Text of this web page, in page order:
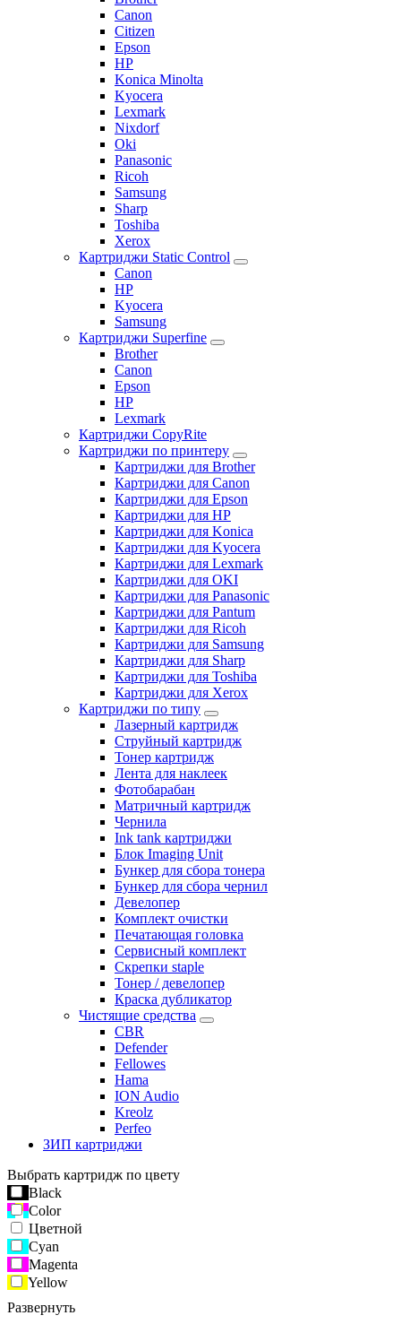
Canon
Citizen
Epson
HP
Konica Minolta
Kyocera
Lexmark
Nixdorf
Oki
Panasonic
Ricoh
Samsung
Sharp
Toshiba
Xerox
Картриджи Static Control
Canon
HP
Kyocera
Samsung
Картриджи Superfine
Brother
Canon
Epson
HP
Lexmark
Картриджи CopyRite
Картриджи по принтеру
Картриджи для Brother
Картриджи для Canon
Картриджи для Epson
Картриджи для HP
Картриджи для Konica
Картриджи для Kyocera
Картриджи для Lexmark
Картриджи для OKI
Картриджи для Panasonic
Картриджи для Pantum
Картриджи для Ricoh
Картриджи для Samsung
Картриджи для Sharp
Картриджи для Toshiba
Картриджи для Xerox
Картриджи по типу
Лазерный картридж
Струйный картридж
Тонер картридж
Лента для наклеек
Фотобарабан
Матричный картридж
Чернила
Ink tank картриджи
Блок Imaging Unit
Бункер для сбора тонера
Бункер для сбора чернил
Девелопер
Комплект очистки
Печатающая головка
Сервисный комплект
Скрепки staple
Тонер / девелопер
Краска дубликатор
Чистящие средства
CBR
Defender
Fellowes
Hama
ION Audio
Kreolz
Perfeo
ЗИП картриджи
Выбрать картридж по цвету
Black
Color
Цветной
Cyan
Magenta
Yellow
Развернуть